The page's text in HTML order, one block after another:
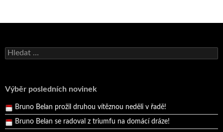
Vyhledávání
Výběr posledních novinek
Andy Appleton obhájil dlouhodrážní titul!
Bruno Belan se radoval z triumfu na domácí dráze!
Andy Appleton obhájil dlouhodrážní titul!